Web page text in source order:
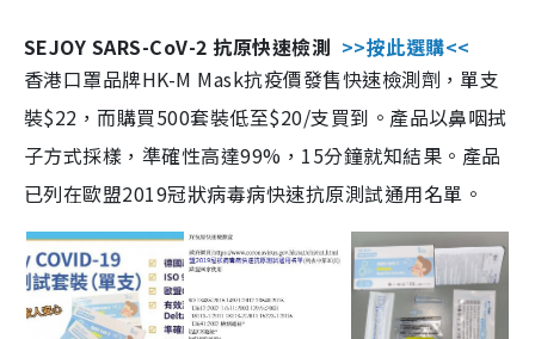
SEJOY SARS-CoV-2 抗原快速檢測 >>按此選購<<
香港口罩品牌HK-M Mask抗疫價發售快速檢測劑，單支
裝$22，而購買500套裝低至$20/支買到。產品以鼻咽拭
子方式採樣，準確性高達99%，15分鐘就知結果。產品
已列在歐盟2019冠狀病毒病快速抗原測試通用名單。